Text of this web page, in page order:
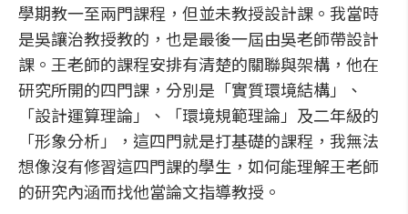
學期教一至兩門課程，但並未教授設計課。我當時
是吳讓治教授教的，也是最後一屆由吳老師帶設計
課。王老師的課程安排有清楚的關聯與架構，他在
研究所開的四門課，分別是「實質環境結構」、
「設計運算理論」、「環境規範理論」及二年級的
「形象分析」，這四門就是打基礎的課程，我無法
想像沒有修習這四門課的學生，如何能理解王老師
的研究內涵而找他當論文指導教授。